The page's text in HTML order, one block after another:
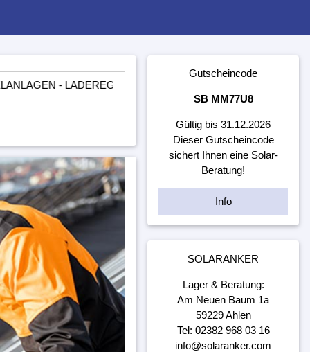
- BATTERIEN - WECHSELRICHTER -
Gutscheincode
SB MM77U8
Gültig bis 31.12.2026
Dieser Gutscheincode
sichert Ihnen eine Solar-
Beratung!
Info
SOLARANKER
Lager & Beratung:
Am Neuen Baum 1a
59229 Ahlen
Tel: 02382 968 03 16
info@solaranker.com